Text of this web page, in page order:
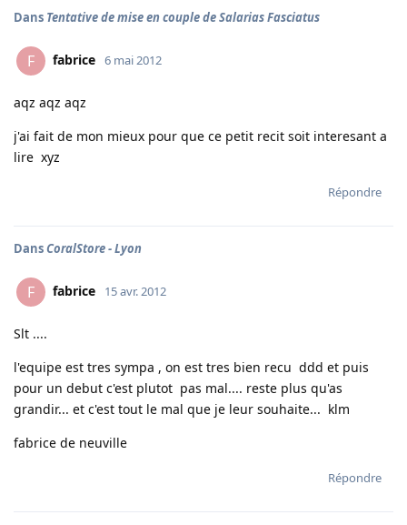
Dans Tentative de mise en couple de Salarias Fasciatus
F fabrice 6 mai 2012
aqz aqz aqz
j'ai fait de mon mieux pour que ce petit recit soit interesant a
lire xyz
Répondre
DansCoralStore - Lyon
F fabrice 15 avr. 2012
Slt ....
l'equipe est tres sympa , on est tres bien recu ddd et puis
pour un debut c'est plutot pas mal.... reste plus qu'as
grandir... et c'est tout le mal que je leur souhaite... klm
fabrice de neuville
Répondre